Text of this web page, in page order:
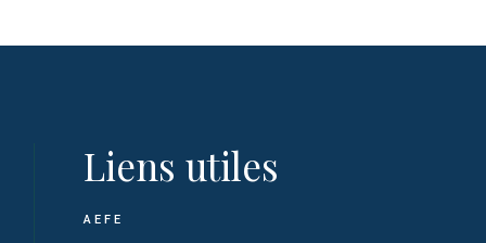
Liens utiles
AEFE